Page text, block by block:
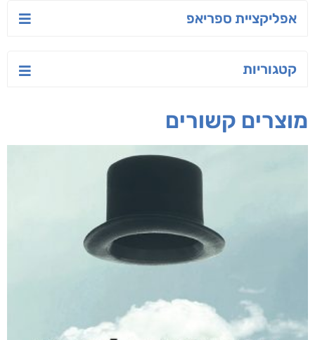
אפליקציית ספריאפ
קטגוריות
מוצרים קשורים